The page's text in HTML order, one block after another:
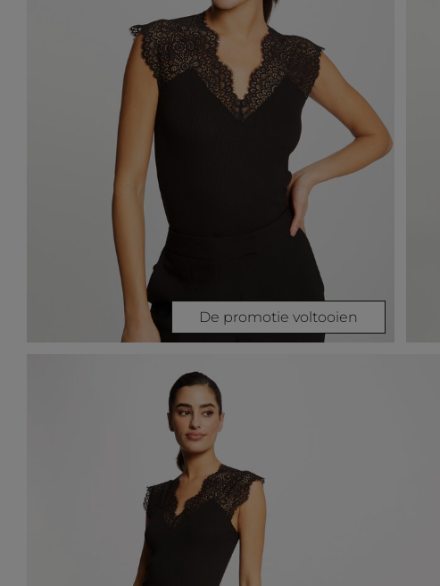
De promotie voltooien